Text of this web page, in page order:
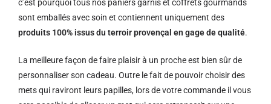
c’est pourquoi tous nos paniers garnis et coffrets gourmands
sont emballés avec soin et contiennent uniquement des
produits 100% issus du terroir provençal en gage de qualité.
La meilleure façon de faire plaisir à un proche est bien sûr de
personnaliser son cadeau. Outre le fait de pouvoir choisir des
mets qui raviront leurs papilles, lors de votre commande il vous